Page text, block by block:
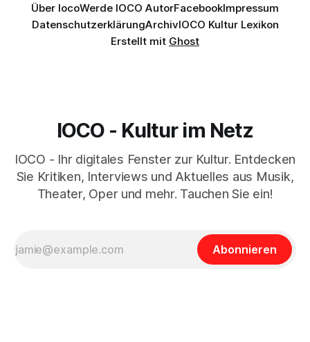
Über IocoWerde IOCO AutorFacebookImpressum
DatenschutzerklärungArchivIOCO Kultur Lexikon
Erstellt mit Ghost
IOCO - Kultur im Netz
IOCO - Ihr digitales Fenster zur Kultur. Entdecken
Sie Kritiken, Interviews und Aktuelles aus Musik,
Theater, Oper und mehr. Tauchen Sie ein!
Abonnieren